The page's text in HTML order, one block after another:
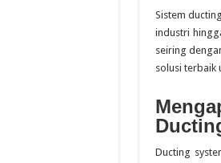
Sistem
industri
seiring
solusi terbaik
Ducting